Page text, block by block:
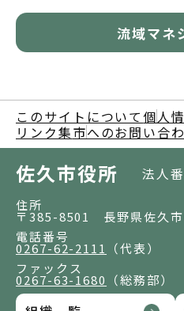
流域マネ
このサイトについて 個人
リンク集市へのお問い合
佐久市役所 法人
住所
〒385-8501 長野県佐久
電話番号
0267-62-2111
（代表）
ファックス
0267-63-1680 （総務部）